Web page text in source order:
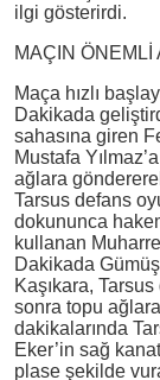
ilgi gösterirdi.
MAÇIN ÖNEMLİ
Maça hızlı
Dakikada
sahasına giren
Mustafa
ağlara
Tarsus defans
dokununca
kullanan
Dakikada
Kaşıkara,
sonra topu
dakikalarında
Eker’in sağ
plase şekilde